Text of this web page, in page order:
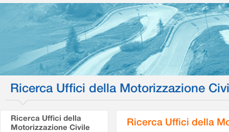
Ricerca Uffici della Motorizzazione
Ricerca Uffici della
Motorizzazione Civile
Ricerca Uffici della